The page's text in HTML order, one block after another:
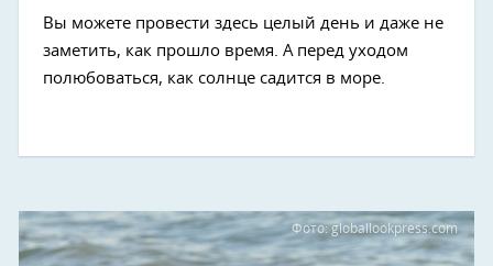
Вы можете провести здесь целый день и даже не
заметить, как прошло время. А перед уходом
полюбоваться, как солнце садится в море.
Фото: globallookpress.com